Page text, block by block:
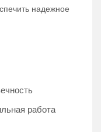
надежное
работа